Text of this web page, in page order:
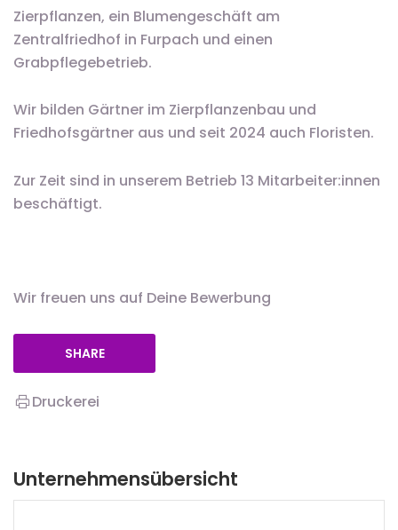
Zierpflanzen, ein Blumengeschäft am
Zentralfriedhof in Furpach und einen
Grabpflegebetrieb.
Wir bilden Gärtner im Zierpflanzenbau und
Friedhofsgärtner aus und seit 2024 auch Floristen.
Zur Zeit sind in unserem Betrieb 13 Mitarbeiter:innen
beschäftigt.
Wir freuen uns auf Deine Bewerbung
SHARE
Druckerei
Unternehmensübersicht